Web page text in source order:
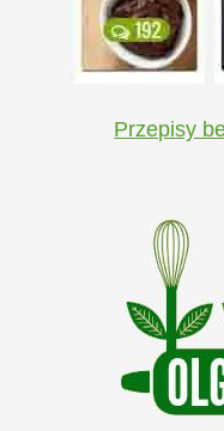
Przepisy